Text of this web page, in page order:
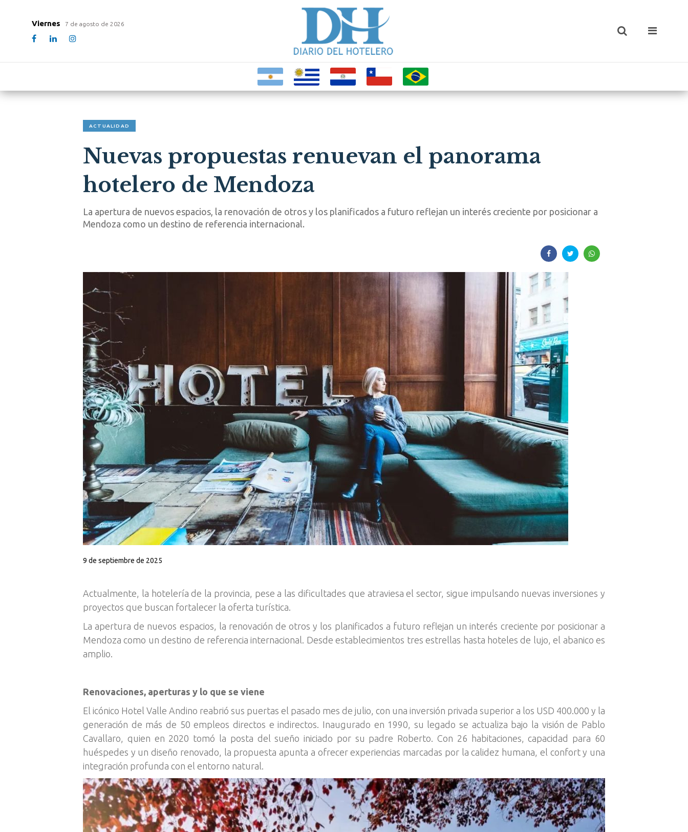
Viernes 7 de agosto de 2026
ACTUALIDAD
Nuevas propuestas renuevan el panorama
hotelero de Mendoza
La apertura de nuevos espacios, la renovación de otros y los planificados a futuro reflejan un interés creciente por posicionar a
Mendoza como un destino de referencia internacional.
9 de septiembre de 2025
Actualmente, la hotelería de la provincia, pese a las dificultades que atraviesa el sector, sigue impulsando nuevas inversiones y
proyectos que buscan fortalecer la oferta turística.
La apertura de nuevos espacios, la renovación de otros y los planificados a futuro reflejan un interés creciente por posicionar a
Mendoza como un destino de referencia internacional. Desde establecimientos tres estrellas hasta hoteles de lujo, el abanico es
amplio.
Renovaciones, aperturas y lo que se viene
El icónico Hotel Valle Andino reabrió sus puertas el pasado mes de julio, con una inversión privada superior a los USD 400.000 y la
generación de más de 50 empleos directos e indirectos. Inaugurado en 1990, su legado se actualiza bajo la visión de Pablo
Cavallaro, quien en 2020 tomó la posta del sueño iniciado por su padre Roberto. Con 26 habitaciones, capacidad para 60
huéspedes y un diseño renovado, la propuesta apunta a ofrecer experiencias marcadas por la calidez humana, el confort y una
integración profunda con el entorno natural.